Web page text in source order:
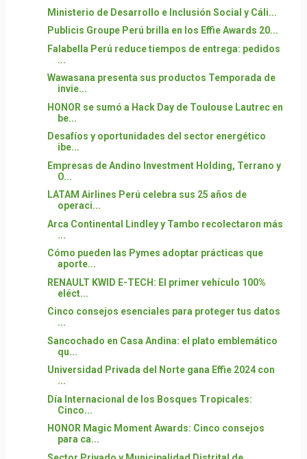
Ministerio de Desarrollo e Inclusión Social y Cáli...
Publicis Groupe Perú brilla en los Effie Awards 20...
Falabella Perú reduce tiempos de entrega: pedidos
...
Wawasana presenta sus productos Temporada de
invie...
HONOR se sumó a Hack Day de Toulouse Lautrec en
be...
Desafíos y oportunidades del sector energético
ibe...
Empresas de Andino Investment Holding, Terrano y
O...
LATAM Airlines Perú celebra sus 25 años de
operaci...
Arca Continental Lindley y Tambo recolectaron más
...
Cómo pueden las Pymes adoptar prácticas que
aporte...
RENAULT KWID E-TECH: El primer vehículo 100%
eléct...
Cinco consejos esenciales para proteger tus datos
...
Sancochado en Casa Andina: el plato emblemático
qu...
Universidad Privada del Norte gana Effie 2024 con
...
Día Internacional de los Bosques Tropicales:
Cinco...
HONOR Magic Moment Awards: Cinco consejos
para ca...